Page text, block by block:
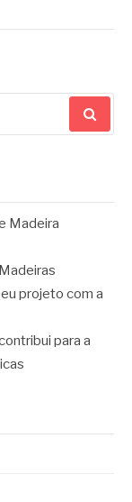
Madeira
projeto com a
para a